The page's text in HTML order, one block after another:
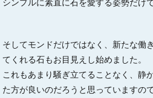
シンプルに素直に石を愛する姿勢だけ
そしてモンドだけではなく、新たな働
てくれる石もお目見えし始めました。
これもあまり騒ぎ立てることなく、静
た方が良いのだろうと思っていますの